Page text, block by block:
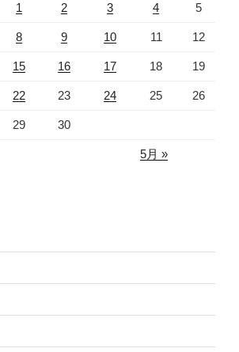
1 2 3 4 5
8 9 10 11 12
15 16 17 18 19
22 23 24 25 26
29 30
5月 »